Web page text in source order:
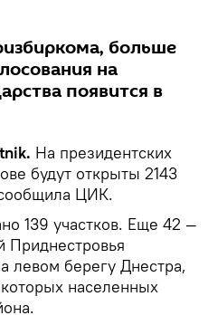
больше
на
появится в
На президентских
будут открыты 2143
ЦИК.
139 участков. Еще 42 —
Приднестровья
левом берегу Днестра,
населенных